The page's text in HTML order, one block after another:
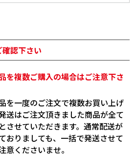
認下さい
を複数ご購入の場合はご注意下さ
を一度のご注文で複数お買い上げ
送はご注文頂きました商品が全て
させていただきます。通常配送が
おりましても、一括で発送させて
意くださいませ。